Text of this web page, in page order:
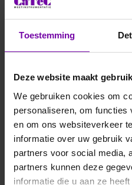
Toestemming
Deze website maakt
We gebruiken cookies om
personaliseren, om functies
en om ons websiteverkeer
informatie over uw gebruik
partners voor social media,
partners kunnen deze
informatie die u aan ze
Bij CaTeC zijn we al meer dan
hoofdkantoor in Wateringen
oplossingen voor het meten,
klimaatparameters. Wij zijn
van toonaangevende merken
Ons team bestaat uit
kennis combineren met
om HVAC, industrie,